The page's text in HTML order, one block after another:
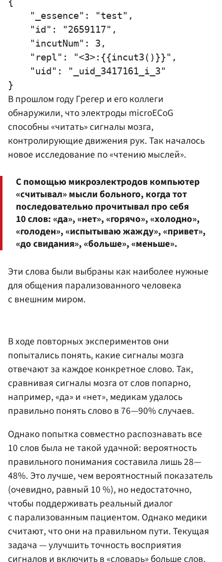
    "_essence": "test",
    "id": "2659117",
    "incutNum": 3,
    "repl": "<3>:{{incut3()}}",
    "uid": "_uid_3417161_i_3"
В прошлом году Грегер и его коллеги
обнаружили, что электроды microECoG
способны «читать» сигналы мозга,
контролирующие движения рук. Так началось
новое исследование по «чтению мыслей».
С помощью микроэлектродов компьютер
«считывал» мысли больного, когда тот
последовательно прочитывал про себя
10 слов: «да», «нет», «горячо», «холодно»,
«голоден», «испытываю жажду», «привет»,
«до свидания», «больше», «меньше».
Эти слова были выбраны как наиболее нужные
для общения парализованного человека
с внешним миром.
В ходе повторных экспериментов они
попытались понять, какие сигналы мозга
отвечают за каждое конкретное слово. Так,
сравнивая сигналы мозга от слов попарно,
например, «да» и «нет», медикам удалось
правильно понять слово в 76—90% случаев.
Однако попытка совместно распознавать все
10 слов была не такой удачной: вероятность
правильного понимания составила лишь 28—
48%. Это лучше, чем вероятностный показатель
(очевидно, равный 10 %), но недостаточно,
чтобы поддерживать реальный диалог
с парализованным пациентом. Однако медики
считают, что они на правильном пути. Текущая
задача — улучшить точность восприятия
сигналов и включить в «словарь» больше слов.